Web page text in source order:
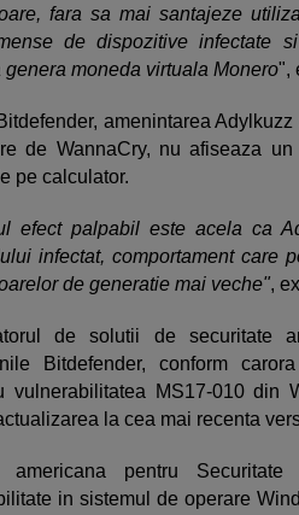
fara sa mai santajeze
de dispozitive infectate
genera moneda virtuala Monero",
amenintarea
de WannaCry, nu afiseaza
pe calculator.
efect palpabil este acela ca
infectat, comportament care
de generatie mai veche",
de solutii de securitate
Bitdefender, conform
vulnerabilitatea MS17-010 din
la cea mai recenta
americana pentru
in sistemul de operare